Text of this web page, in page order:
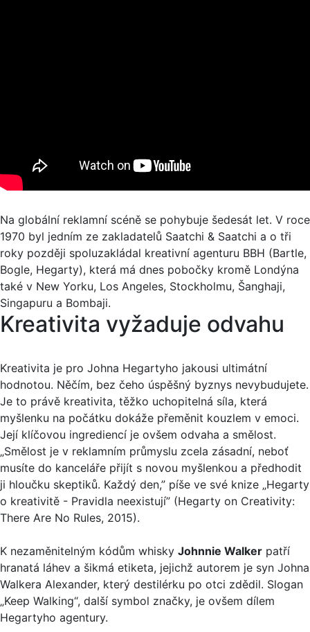
Na globální reklamní scéně se pohybuje šedesát let. V roce
1970 byl jedním ze zakladatelů Saatchi & Saatchi a o tři
roky později spoluzakládal kreativní agenturu BBH (Bartle,
Bogle, Hegarty), která má dnes pobočky kromě Londýna
také v New Yorku, Los Angeles, Stockholmu, Šanghaji,
Singapuru a Bombaji.
Kreativita vyžaduje odvahu
Kreativita je pro Johna Hegartyho jakousi ultimátní
hodnotou. Něčím, bez čeho úspěšný byznys nevybudujete.
Je to právě kreativita, těžko uchopitelná síla, která
myšlenku na počátku dokáže přeměnit kouzlem v emoci.
Její klíčovou ingrediencí je ovšem odvaha a smělost.
„Smělost je v reklamním průmyslu zcela zásadní, neboť
musíte do kanceláře přijít s novou myšlenkou a předhodit
ji hloučku skeptiků. Každý den,” píše ve své knize „Hegarty
o kreativitě - Pravidla neexistují” (Hegarty on Creativity:
There Are No Rules, 2015).
K nezaměnitelným kódům whisky Johnnie Walker patří
hranatá láhev a šikmá etiketa, jejichž autorem je syn Johna
Walkera Alexander, který destilérku po otci zdědil. Slogan
„Keep Walking“, další symbol značky, je ovšem dílem
Hegartyho agentury.